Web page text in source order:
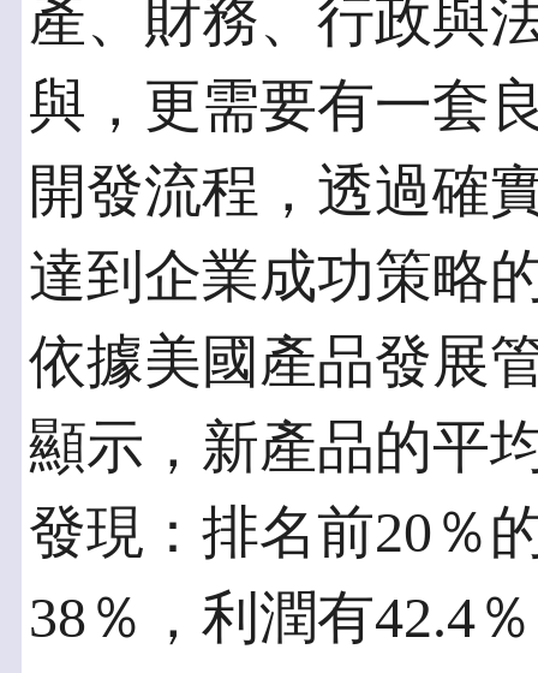
產、財務、行政與
與，更需要有一套
開發流程，透過確
達到企業成功策略
依據美國產品發展
顯示，新產品的平
發現：排名前20％
38％，利潤有42.4